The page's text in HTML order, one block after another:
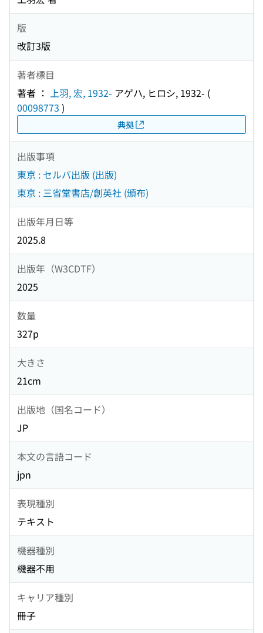
版
改訂3版
著者標目
著者 ： 上羽, 宏, 1932- アゲハ, ヒロシ, 1932- (
00098773 )
典拠
出版事項
東京 : セルバ出版 (出版)
東京 : 三省堂書店/創英社 (頒布)
出版年月日等
2025.8
出版年（W3CDTF）
2025
数量
327p
大きさ
21cm
出版地（国名コード）
JP
本文の言語コード
jpn
表現種別
テキスト
機器種別
機器不用
キャリア種別
冊子